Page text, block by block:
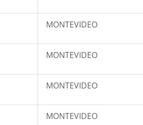
MONTEVIDEO
MONTEVIDEO
MONTEVIDEO
MONTEVIDEO